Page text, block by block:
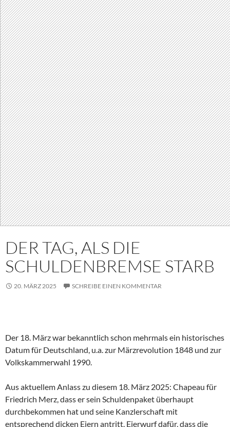
DER TAG, ALS DIE
SCHULDENBREMSE STARB
20. MÄRZ 2025 SCHREIBE EINEN KOMMENTAR
Der 18. März war bekanntlich schon mehrmals ein historisches
Datum für Deutschland, u.a. zur Märzrevolution 1848 und zur
Volkskammerwahl 1990.
Aus aktuellem Anlass zu diesem 18. März 2025: Chapeau für
Friedrich Merz, dass er sein Schuldenpaket überhaupt
durchbekommen hat und seine Kanzlerschaft mit
entsprechend dicken Eiern antritt. Eierwurf dafür, dass die